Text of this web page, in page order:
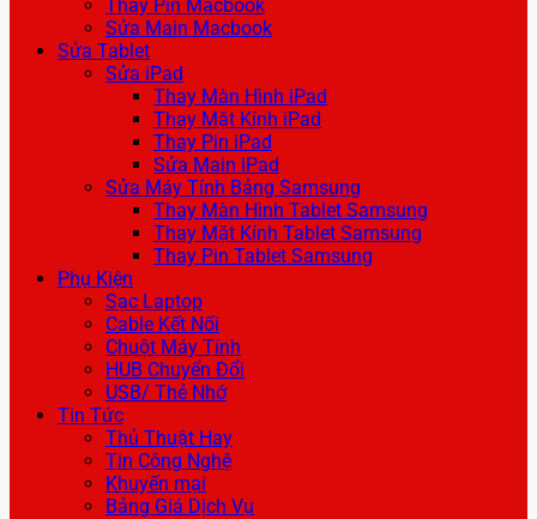
Thay Pin Macbook
Sửa Main Macbook
Sửa Tablet
Sửa iPad
Thay Màn Hình iPad
Thay Mặt Kính iPad
Thay Pin iPad
Sửa Main iPad
Sửa Máy Tính Bảng Samsung
Thay Màn Hình Tablet Samsung
Thay Mặt Kính Tablet Samsung
Thay Pin Tablet Samsung
Phụ Kiện
Sạc Laptop
Cable Kết Nối
Chuột Máy Tính
HUB Chuyển Đổi
USB/ Thẻ Nhớ
Tin Tức
Thủ Thuật Hay
Tin Công Nghệ
Khuyến mại
Bảng Giá Dịch Vụ